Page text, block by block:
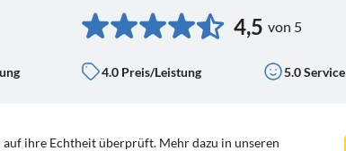
4,5 von 5
4.0 Preis/Leistung 5.0 Service
ihre Echtheit überprüft. Mehr dazu in unseren